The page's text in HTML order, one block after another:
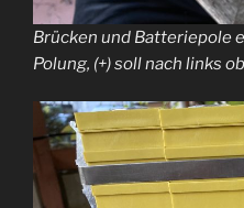
Brücken und Batteriepole
Polung, (+) soll nach links